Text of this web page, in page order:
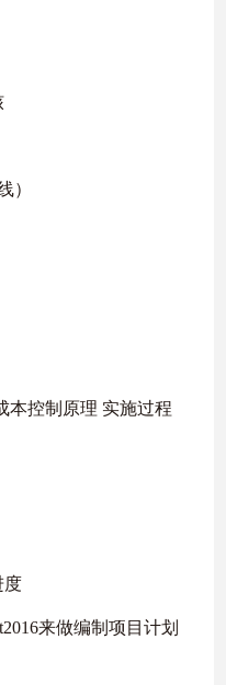
）
本控制原理 实施过程
度
来做编制项目计划